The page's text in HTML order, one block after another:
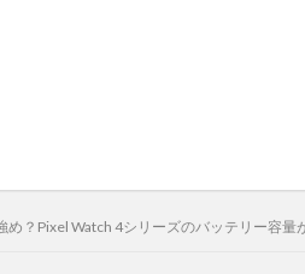
め？Pixel Watch 4シリーズのバッテリー容量